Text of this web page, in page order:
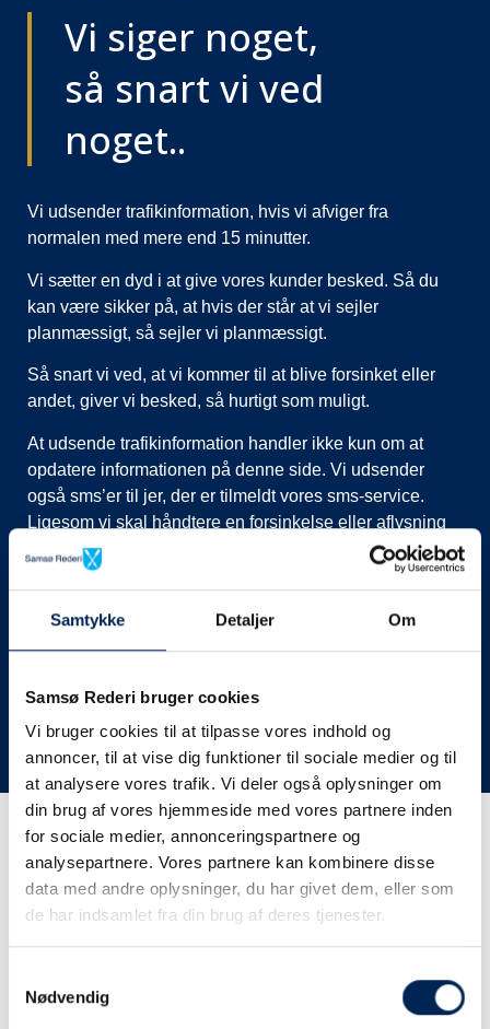
Samtykke Detaljer Om
Samsø Rederi bruger cookies
Vi bruger cookies til at tilpasse vores indhold og
annoncer, til at vise dig funktioner til sociale medier og til
at analysere vores trafik. Vi deler også oplysninger om
din brug af vores hjemmeside med vores partnere inden
for sociale medier, annonceringspartnere og
analysepartnere. Vores partnere kan kombinere disse
data med andre oplysninger, du har givet dem, eller som
de har indsamlet fra din brug af deres tjenester.
Nødvendig
Vi siger noget,
så snart vi ved
noget..
Vi udsender trafikinformation, hvis vi afviger fra
normalen med mere end 15 minutter.
Vi sætter en dyd i at give vores kunder besked. Så du
kan være sikker på, at hvis der står at vi sejler
planmæssigt, så sejler vi planmæssigt.
Så snart vi ved, at vi kommer til at blive forsinket eller
andet, giver vi besked, så hurtigt som muligt.
At udsende trafikinformation handler ikke kun om at
opdatere informationen på denne side. Vi udsender
også sms’er til jer, der er tilmeldt vores sms-service.
Ligesom vi skal håndtere en forsinkelse eller aflysning
ved at lukke afgange i vores system, evt. flytte kunder til
nye afgange, ringe til vognmænd der skal have flyttet
her på siden og ikke ringe eller skrive til os, da vi ikke
har mere at fortælle end I kan læse her.
Vi takker for jeres forståelse.
Få trafikinformation på
sms
tjekke vores hjemmeside eller ringe til os.